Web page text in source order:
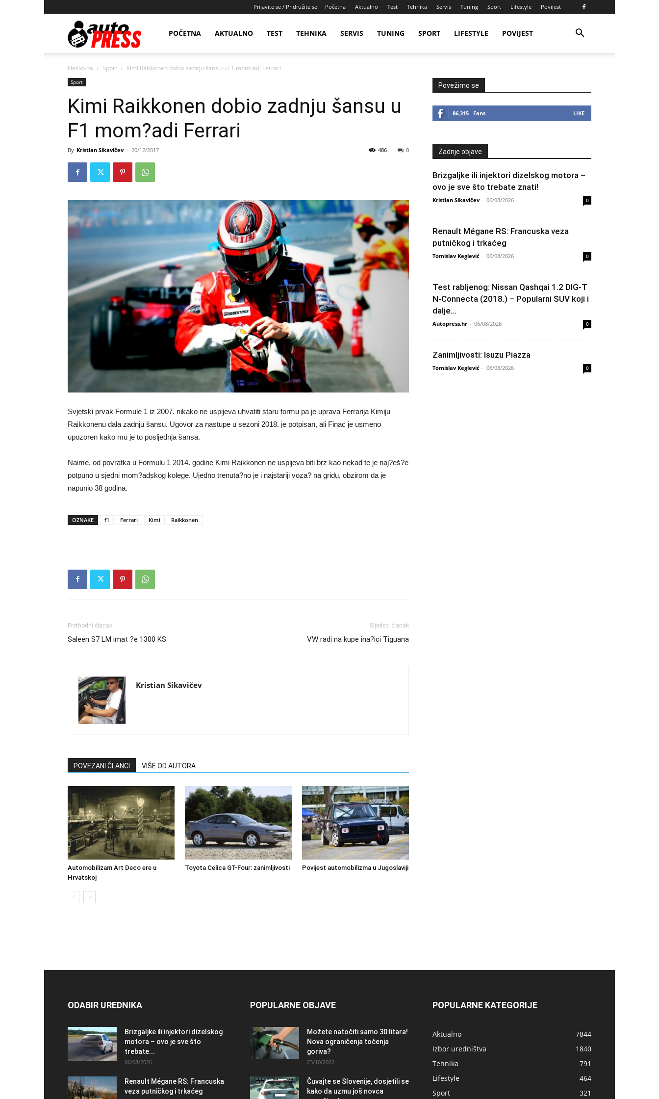
Prijavite se / Pridružite se Početna Aktualno Test Tehnika Servis Tuning Sport Lifestyle Povijest
AutopressHRPOČETNA AKTUALNO TEST TEHNIKA SERVIS TUNING SPORT LIFESTYLE POVIJEST
Naslovna Sport Kimi Raikkonen dobio zadnju šansu u F1 mom?adi Ferrari
Sport
Kimi Raikkonen dobio zadnju šansu u
F1 mom?adi Ferrari
By Kristian Sikavičev - 20/12/2017 0
486
Svjetski prvak Formule 1 iz 2007. nikako ne uspijeva uhvatiti staru formu pa je uprava Ferrarija Kimiju
Raikkonenu dala zadnju šansu. Ugovor za nastupe u sezoni 2018. je potpisan, ali Finac je usmeno
upozoren kako mu je to posljednja šansa.
Naime, od povratka u Formulu 1 2014. godine Kimi Raikkonen ne uspijeva biti brz kao nekad te je naj?eš?e
potpuno u sjedni mom?adskog kolege. Ujedno trenuta?no je i najstariji voza? na gridu, obzirom da je
napunio 38 godina.
OZNAKE f1 Ferrari Kimi Raikkonen
Prethodni članak
Saleen S7 LM imat ?e 1300 KS
Sljedeći članak
VW radi na kupe ina?ici Tiguana
Kristian Sikavičev
POVEZANI ČLANCI VIŠE OD AUTORA
Automobilizam Art Deco ere u
Hrvatskoj
Toyota Celica GT-Four: zanimljivosti Povijest automobilizma u Jugoslaviji
Povežimo se
86,315 Fans LIKE
Zadnje objave
Brizgaljke ili injektori dizelskog motora –
ovo je sve što trebate znati!
Kristian Sikavičev - 06/08/2026 0
Renault Mégane RS: Francuska veza
putničkog i trkaćeg
Tomislav Keglević - 06/08/2026 0
Test rabljenog: Nissan Qashqai 1.2 DIG-T
N-Connecta (2018.) – Popularni SUV koji i
dalje...
Autopress.hr - 06/08/2026 0
Zanimljivosti: Isuzu Piazza
Tomislav Keglević - 06/08/2026 0
ODABIR UREDNIKA
Brizgaljke ili injektori dizelskog
motora – ovo je sve što
trebate...
06/08/2026
Renault Mégane RS: Francuska
veza putničkog i trkaćeg
POPULARNE OBJAVE
Možete natočiti samo 30 litara!
Nova ograničenja točenja
goriva?
23/10/2022
Čuvajte se Slovenije, dosjetili se
kako da uzmu još novca
POPULARNE KATEGORIJE
Aktualno
7844
Izbor uredništva
1840
Tehnika
791
Lifestyle
464
Sport
321